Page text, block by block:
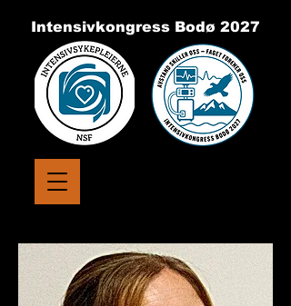
Intensivkongress Bodø 2027